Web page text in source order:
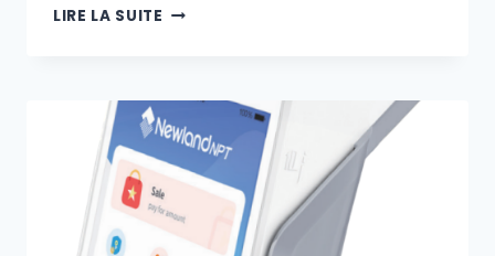
LIRE LA SUITE NEWLAND
PAYMENTS:
A
NEW
STANDARD
FOR
BUSINESS
PAYMENTS